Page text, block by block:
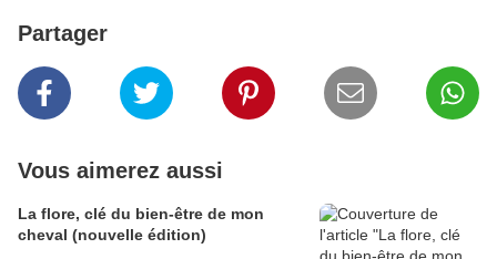
Partager
Vous aimerez aussi
La flore, clé du bien-être de mon
cheval (nouvelle édition)